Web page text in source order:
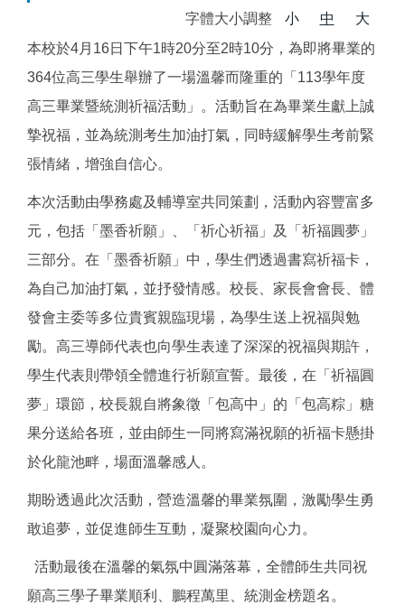
字體大小調整 小 中
大
本校於4月16日下午1時20分至2時10分，為即將畢業的
364位高三學生舉辦了一場溫馨而隆重的「113學年度
高三畢業暨統測祈福活動」。活動旨在為畢業生獻上誠
摯祝福，並為統測考生加油打氣，同時緩解學生考前緊
張情緒，增強自信心。
本次活動由學務處及輔導室共同策劃，活動內容豐富多
元，包括「墨香祈願」、「祈心祈福」及「祈福圓夢」
三部分。在「墨香祈願」中，學生們透過書寫祈福卡，
為自己加油打氣，並抒發情感。校長、家長會會長、體
發會主委等多位貴賓親臨現場，為學生送上祝福與勉
勵。高三導師代表也向學生表達了深深的祝福與期許，
學生代表則帶領全體進行祈願宣誓。最後，在「祈福圓
夢」環節，校長親自將象徵「包高中」的「包高粽」糖
果分送給各班，並由師生一同將寫滿祝願的祈福卡懸掛
於化龍池畔，場面溫馨感人。
期盼透過此次活動，營造溫馨的畢業氛圍，激勵學生勇
敢追夢，並促進師生互動，凝聚校園向心力。
活動最後在溫馨的氣氛中圓滿落幕，全體師生共同祝
願高三學子畢業順利、鵬程萬里、統測金榜題名。